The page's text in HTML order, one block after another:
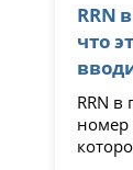
RRN
что
RRN
номер